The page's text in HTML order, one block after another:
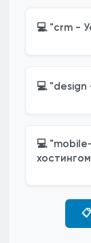
💻 "crm -
💻
💻